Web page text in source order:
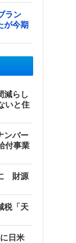
ラン
が今期
減らし
いと住
ンバー
付事業
財源
税「天
日米